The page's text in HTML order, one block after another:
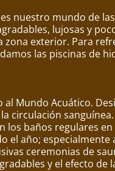
nuestro mundo de
lujosas y
exterior. Para
las piscinas de
Mundo Acuático.
circulación
baños regulares
año; especialmente
ceremonias de
y el efecto de